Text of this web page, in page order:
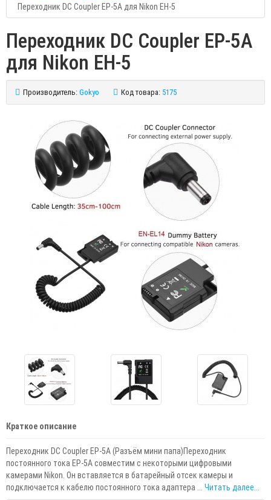
Переходник DC Coupler EP-5A для Nikon EH-5
Переходник DC Coupler EP-5A
для Nikon EH-5
Производитель: Gokyo Код товара: 5175
Краткое описание
Переходник DC Coupler EP-5A (Разъём мини папа)Переходник
постоянного тока EP-5A совместим с некоторыми цифровыми
камерами Nikon. Он вставляется в батарейный отсек камеры и
подключается к кабелю постоянного тока адаптера ... Читать далее...